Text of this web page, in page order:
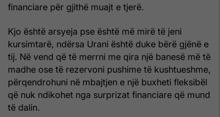
financiare për gjithë muajt e tjerë.
Kjo është arsyeja pse është më mirë të jeni
kursimtarë, ndërsa Urani është duke bërë gjënë e
tij. Në vend që të merrni me qira një banesë më të
madhe ose të rezervoni pushime të kushtueshme,
përqendrohuni në mbajtjen e një buxheti fleksibël
që nuk ndikohet nga surprizat financiare që mund
të dalin.